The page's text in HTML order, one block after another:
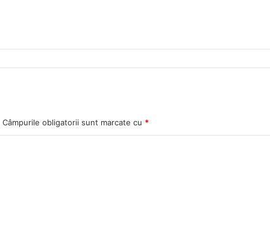
Câmpurile obligatorii sunt marcate cu *